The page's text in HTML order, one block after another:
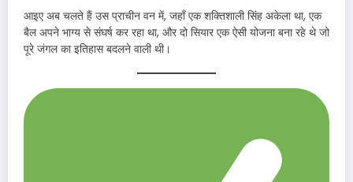
आइए अब चलते हैं उस प्राचीन वन में, जहाँ एक शक्तिशाली सिंह अकेला था, एक
बैल अपने भाग्य से संघर्ष कर रहा था, और दो सियार एक ऐसी योजना बना रहे थे जो
पूरे जंगल का इतिहास बदलने वाली थी।